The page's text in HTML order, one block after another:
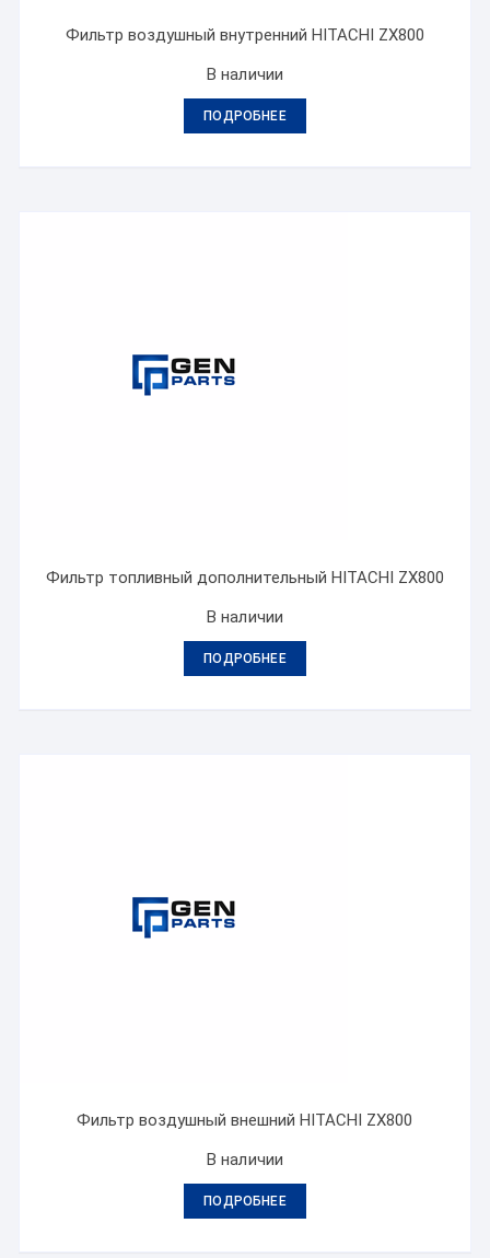
Фильтр воздушный внутренний HITACHI ZX800
В наличии
ПОДРОБНЕЕ
Фильтр топливный дополнительный HITACHI ZX800
В наличии
ПОДРОБНЕЕ
Фильтр воздушный внешний HITACHI ZX800
В наличии
ПОДРОБНЕЕ